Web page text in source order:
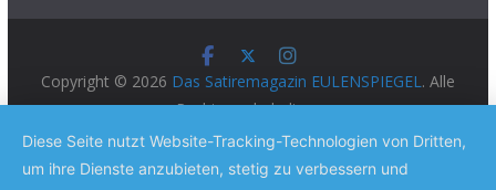
Copyright © 2026 Das Satiremagazin EULENSPIEGEL. Alle
Rechte vorbehalten.
Theme:ColorMag Provon ThemeGrill. Präsentiert von
WordPress.
Diese Seite nutzt Website-Tracking-Technologien von Dritten,
um ihre Dienste anzubieten, stetig zu verbessern und